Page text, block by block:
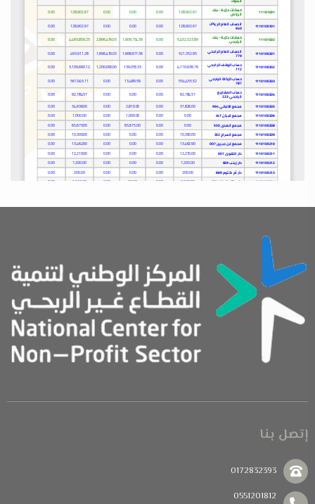
إتصل بنا
0172832393
0551201812